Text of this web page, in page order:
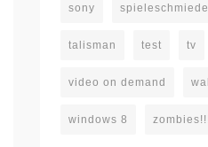
sony spieleschmiede
talisman test tv
video on demand
windows 8